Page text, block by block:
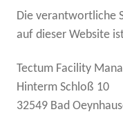
Die verantwortliche
auf dieser Website
Tectum Facility
Hinterm Schloß 10
32549 Bad